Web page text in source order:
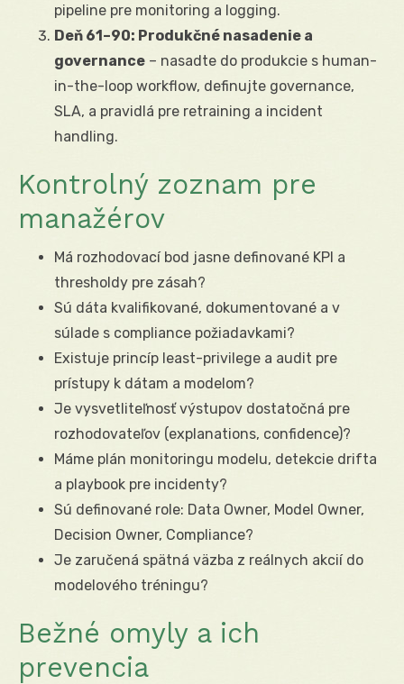
pipeline pre monitoring a logging.
Deň 61–90: Produkčné nasadenie a
governance – nasadte do produkcie s human-
in-the-loop workflow, definujte governance,
SLA, a pravidlá pre retraining a incident
handling.
Kontrolný zoznam pre
manažérov
Má rozhodovací bod jasne definované KPI a
thresholdy pre zásah?
Sú dáta kvalifikované, dokumentované a v
súlade s compliance požiadavkami?
Existuje princíp least-privilege a audit pre
prístupy k dátam a modelom?
Je vysvetliteľnosť výstupov dostatočná pre
rozhodovateľov (explanations, confidence)?
Máme plán monitoringu modelu, detekcie drifta
a playbook pre incidenty?
Sú definované role: Data Owner, Model Owner,
Decision Owner, Compliance?
Je zaručená spätná väzba z reálnych akcií do
modelového tréningu?
Bežné omyly a ich
prevencia